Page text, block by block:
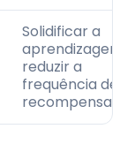
Solidificar a
aprendizagem
reduzir a
frequência de
recompensas.